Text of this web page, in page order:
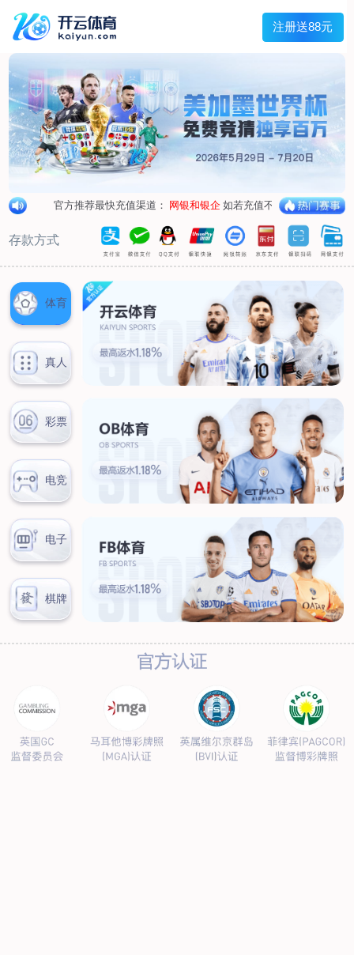
首页
关于我们
荣誉资质
合作伙伴
产品中心
烤箱纸
蜡纸
防油纸
糖果包装纸
汉堡包装纸
包肉纸
吸油纸
新闻展示
公司新闻
行业资讯
联系我们
联系方式
客户留言
扫码咨询